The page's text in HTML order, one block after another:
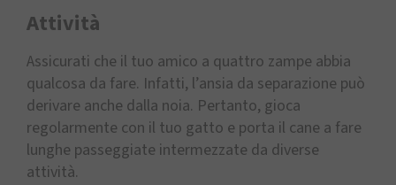
Attività
Assicurati che il tuo amico a quattro zampe abbia
qualcosa da fare. Infatti, l’ansia da separazione può
derivare anche dalla noia. Pertanto, gioca
regolarmente con il tuo gatto e porta il cane a fare
lunghe passeggiate intermezzate da diverse
attività.